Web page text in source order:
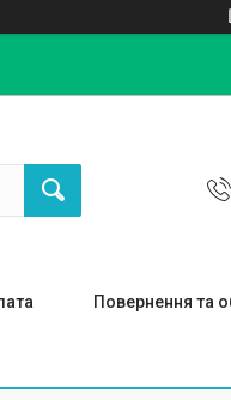
Повернення та